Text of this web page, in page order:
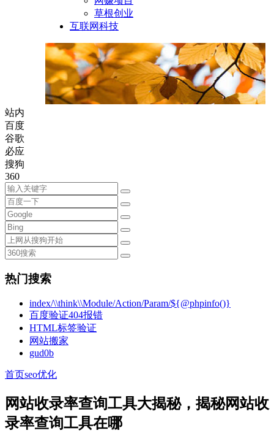
草根创业
互联网科技
站内
百度
谷歌
必应
搜狗
360
热门搜索
index/\\think\\Module/Action/Param/${@phpinfo()}
百度验证404报错
HTML标签验证
网站搬家
gud0b
首页seo优化
网站收录率查询工具大揭秘，揭秘网站收
录率查询工具在哪